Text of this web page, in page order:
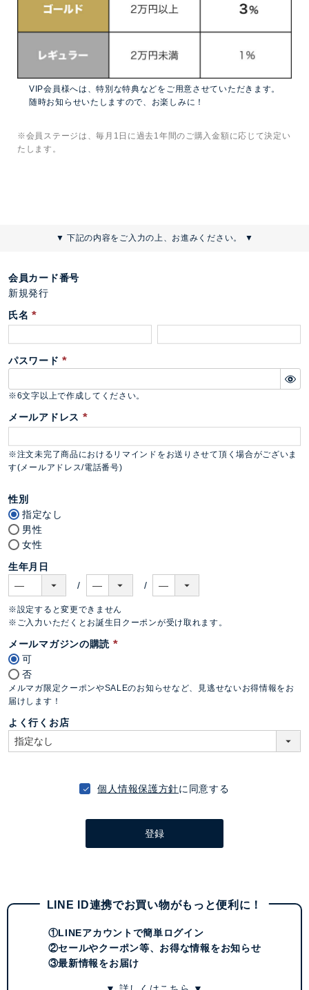
VIP会員様へは、特別な特典などをご用意させていただきます。
随時お知らせいたしますので、お楽しみに！
※会員ステージは、毎月1日に過去1年間のご購入金額に応じて決定い
たします。
▼ 下記の内容をご入力の上、お進みください。 ▼
会員カード番号
新規発行
氏名
必
須
パスワード
必
)
※6文字以上で作成してください。
メールアドレス
必
須
※注文未完了商品におけるリマインドをお送りさせて頂く場合がございま
す(メールアドレス/電話番号)
性別
指定なし
男性
女性
生年月日
※設定すると変更できません
※ご入力いただくとお誕生日クーポンが受け取れます。
メールマガジンの購読
須
可
否
メルマガ限定クーポンやSALEのお知らせなど、見逃せないお得情報をお
届けします！
よく行くお店
個人情報保護方針に同意する
登録
LINE ID連携でお買い物がもっと便利に！
①LINEアカウントで簡単ログイン
②セールやクーポン等、お得な情報をお知らせ
③最新情報をお届け